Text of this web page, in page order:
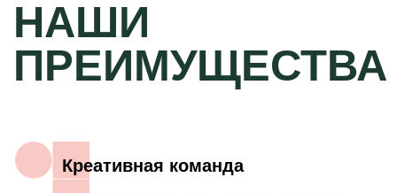
города на набережной реки Оки.
Попав к нам в гости и отведав чашку
кофе, вы больше не сможете без нас
жить!
Мы изготавливаем нашу продукцию
на новейшем оборудовании с
использованием лучших материалов!